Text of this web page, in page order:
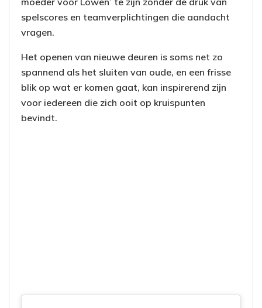
spelscores en teamverplichtingen die aandacht
vragen.
Het openen van nieuwe deuren is soms net zo
spannend als het sluiten van oude, en een frisse
blik op wat er komen gaat, kan inspirerend zijn
voor iedereen die zich ooit op kruispunten
bevindt.